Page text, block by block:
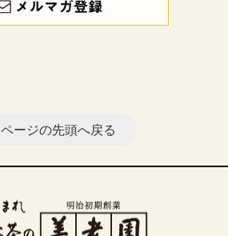
ページの先頭へ戻る